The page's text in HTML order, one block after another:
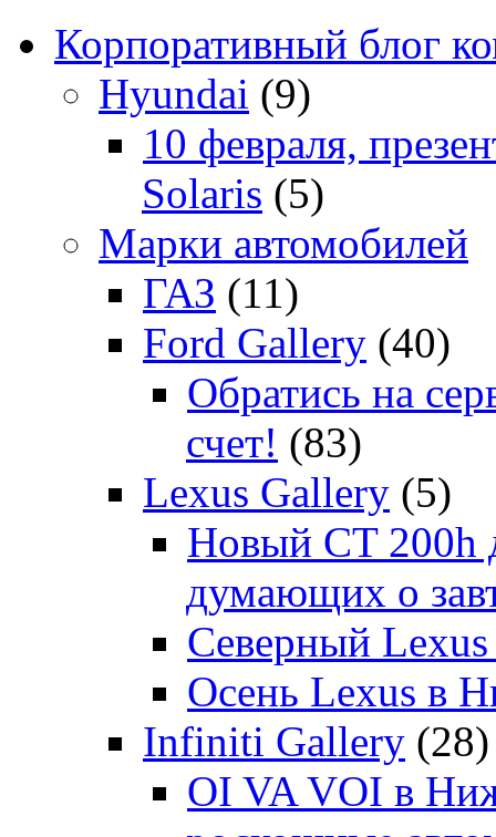
Корпоративный блог
Hyundai (9)
10 февраля,
Solaris (5)
Марки автомобилей
ГАЗ (11)
Ford Gallery (40)
Обратись на
счет! (83)
Lexus Gallery (5)
Новый CT 200h
думающих о
Северный Lexus
Осень Lexus в
Infiniti Gallery (28)
OI VA VOI в